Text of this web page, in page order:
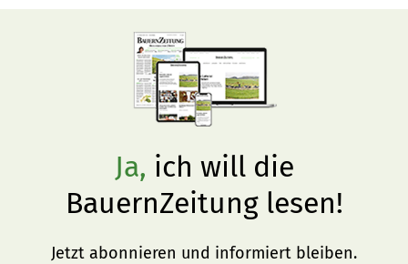
Ja, ich will die
BauernZeitung lesen!
Jetzt abonnieren und informiert bleiben.